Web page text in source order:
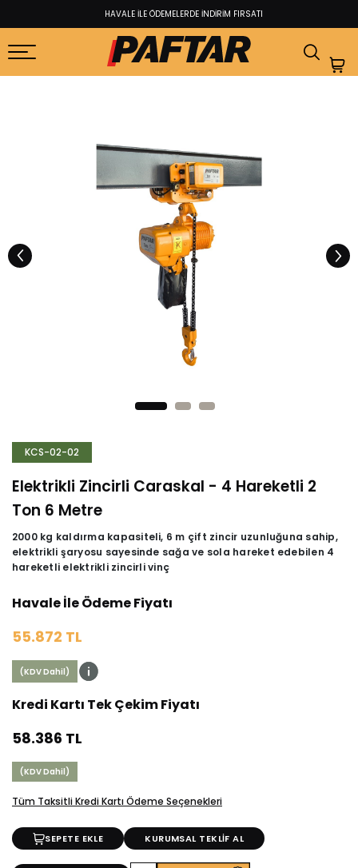
HAVALE İLE ÖDEMELERDE İNDİRİM FIRSATI​
KCS-02-02
Elektrikli Zincirli Caraskal - 4 Hareketli 2
Ton 6 Metre
2000 kg kaldırma kapasiteli, 6 m çift zincir uzunluğuna sahip,
elektrikli şaryosu sayesinde sağa ve sola hareket edebilen 4
hareketli elektrikli zincirli vinç
Havale İle Ödeme Fiyatı
55.872 TL
(KDV Dahil)
Kredi Kartı Tek Çekim Fiyatı
58.386 TL
(KDV Dahil)
Tüm Taksitli Kredi Kartı Ödeme Seçenekleri
SEPETE EKLE KURUMSAL TEKLİF AL